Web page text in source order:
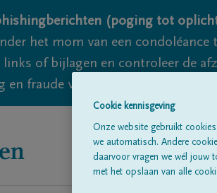
(poging tot
het mom van een
of bijlagen en controleer de
en fraude vallen echter nooit
Cookie kennisgeving
Onze website gebruikt
we automatisch. Andere
daarvoor vragen we wél jouw
met het opslaan van alle